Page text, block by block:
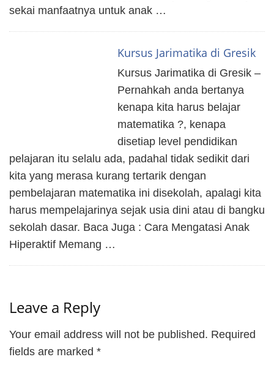
sekai manfaatnya untuk anak …
Kursus Jarimatika di Gresik
Kursus Jarimatika di Gresik –
Pernahkah anda bertanya
kenapa kita harus belajar
matematika ?, kenapa
disetiap level pendidikan
pelajaran itu selalu ada, padahal tidak sedikit dari
kita yang merasa kurang tertarik dengan
pembelajaran matematika ini disekolah, apalagi kita
harus mempelajarinya sejak usia dini atau di bangku
sekolah dasar. Baca Juga : Cara Mengatasi Anak
Hiperaktif Memang …
Leave a Reply
Your email address will not be published. Required
fields are marked *